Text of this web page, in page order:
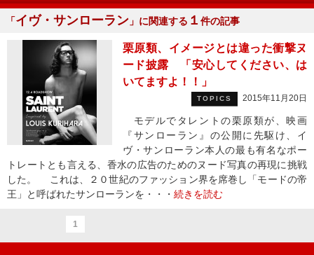
「イヴ・サンローラン 」に関連する １ 件の記事
栗原類、イメージとは違った衝撃ヌ
ード披露 「安心してください、は
いてますよ！！」
TOPICS 2015年11月20日
モデルでタレントの栗原類が、映画
『サンローラン』の公開に先駆け、イ
ヴ・サンローラン本人の最も有名なポー
トレートとも言える、香水の広告のためのヌード写真の再現に挑戦
した。 これは、２０世紀のファッション界を席巻し「モードの帝
王」と呼ばれたサンローランを・・・ 続きを読む
1